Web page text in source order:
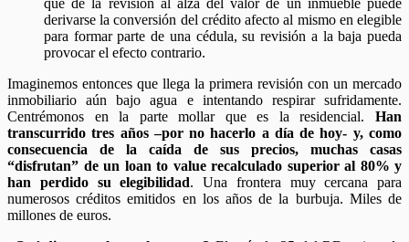
derivarse la conversión del crédito afecto al mismo en elegible
para formar parte de una cédula, su revisión a la baja pueda
provocar el efecto contrario.
Imaginemos entonces que llega la primera revisión con un mercado
inmobiliario aún bajo agua e intentando respirar sufridamente.
Centrémonos en la parte mollar que es la residencial. Han
transcurrido tres años –por no hacerlo a día de hoy- y, como
consecuencia de la caída de sus precios, muchas casas
“disfrutan” de un loan to value recalculado superior al 80% y
han perdido su elegibilidad. Una frontera muy cercana para
numerosos créditos emitidos en los años de la burbuja. Miles de
millones de euros.